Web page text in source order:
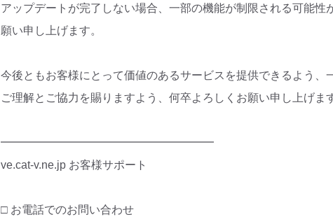
アップデートが完了しない場合、一部の機能が制限される可能性
願い申し上げます。
今後ともお客様にとって価値のあるサービスを提供できるよう、
ご理解とご協力を賜りますよう、何卒よろしくお願い申し上げま
━━━━━━━━━━━━━━━━━━━
ve.cat-v.ne.jp お客様サポート
□ お電話でのお問い合わせ